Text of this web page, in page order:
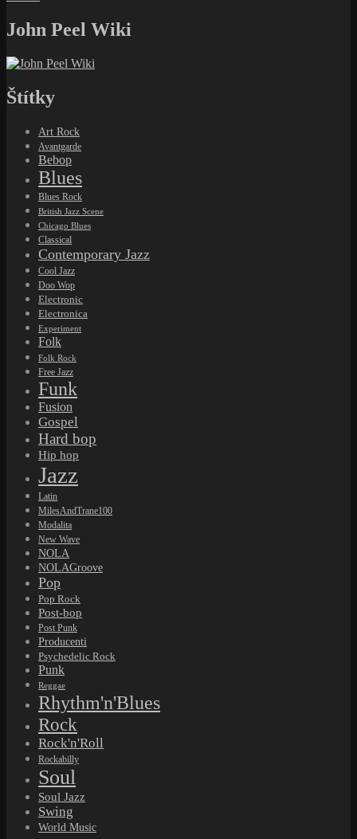
John Peel Wiki
Štítky
Art Rock
Avantgarde
Bebop
Blues
Blues Rock
British Jazz Scene
Chicago Blues
Classical
Contemporary Jazz
Cool Jazz
Doo Wop
Electronic
Electronica
Experiment
Folk
Folk Rock
Free Jazz
Funk
Fusion
Gospel
Hard bop
Hip hop
Jazz
Latin
MilesAndTrane100
Modalita
New Wave
NOLA
NOLAGroove
Pop
Pop Rock
Post-bop
Post Punk
Producenti
Psychedelic Rock
Punk
Reggae
Rhythm'n'Blues
Rock
Rock'n'Roll
Rockabilly
Soul
Soul Jazz
Swing
World Music